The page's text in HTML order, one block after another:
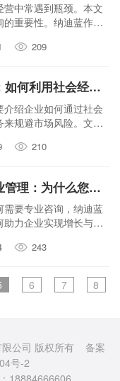
营中常遇到瓶颈。本文
的重要性。纳迪蓝作为
209
企业必看：如何利用社会经济咨询规避市场风险？
介绍企业如何通过社会
来规避市场风险。文章
测和趋势把握，旨在
210
纳迪蓝企业管理：为什么您的企业需要专业咨询？
需要专业咨询，纳迪蓝
助力企业实现增长与提
243
6 7
8
限公司 版权所有 备案
号-2
18884666606